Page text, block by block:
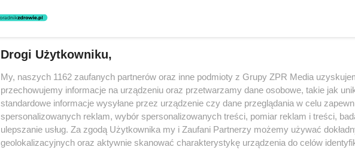
Drogi Użytkowniku,
My, naszych 1162 zaufanych partnerów oraz inne podmioty z Grupy ZPR Media
przechowujemy informacje na urządzeniu oraz przetwarzamy dane osobowe, takie jak
standardowe informacje wysyłane przez urządzenie czy dane przeglądania w celu
spersonalizowanych reklam, wybór spersonalizowanych treści, pomiar reklam i treści,
ulepszanie usług. Za zgodą Użytkownika my i Zaufani Partnerzy możemy używać
geolokalizacyjnych oraz aktywnie skanować charakterystykę urządzenia do celów